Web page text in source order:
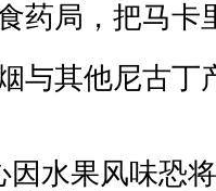
药局，把马卡
与其他尼古丁
水果风味恐